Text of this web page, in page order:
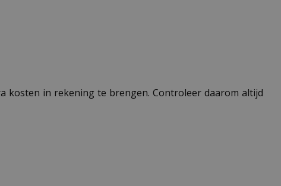
kosten in rekening te brengen. Controleer daarom altijd